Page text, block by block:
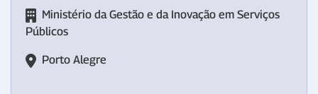
Ministério da Gestão e da Inovação em Serviços
Públicos
Porto Alegre